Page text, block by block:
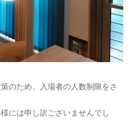
のため、入場者の人数制限をさ
には申し訳ございませんでし